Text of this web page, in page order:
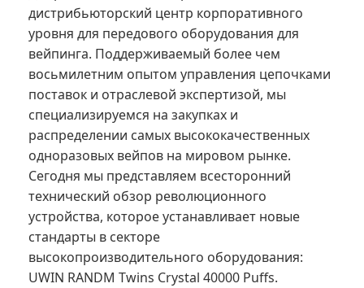
дистрибьюторский центр корпоративного
уровня для передового оборудования для
вейпинга. Поддерживаемый более чем
восьмилетним опытом управления цепочками
поставок и отраслевой экспертизой, мы
специализируемся на закупках и
распределении самых высококачественных
одноразовых вейпов на мировом рынке.
Сегодня мы представляем всесторонний
технический обзор революционного
устройства, которое устанавливает новые
стандарты в секторе
высокопроизводительного оборудования:
UWIN RANDM Twins Crystal 40000 Puffs.